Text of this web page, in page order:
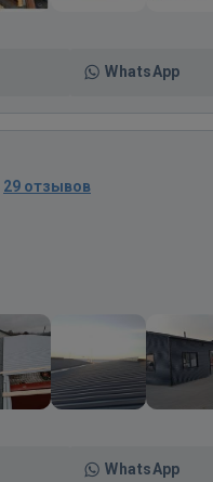
WhatsApp
29 отзывов
WhatsApp